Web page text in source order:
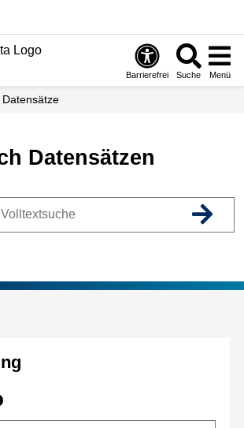
Barrierefrei Suche Menü
Datensätze
Datensätzen